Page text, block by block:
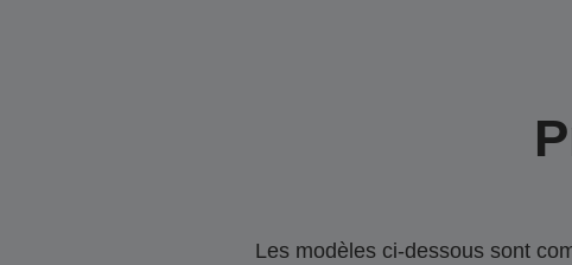
Les modèles ci-dessous sont